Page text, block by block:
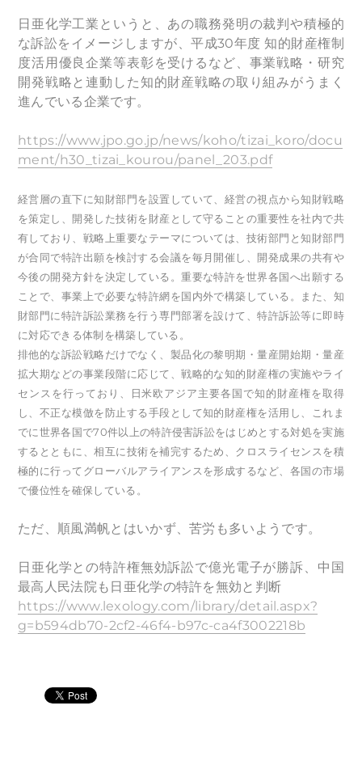
日亜化学工業というと、あの職務発明の裁判や積極的
な訴訟をイメージしますが、平成30年度 知的財産権制
度活用優良企業等表彰を受けるなど、事業戦略・研究
開発戦略と連動した知的財産戦略の取り組みがうまく
進んでいる企業です。
https://www.jpo.go.jp/news/koho/tizai_koro/docu
ment/h30_tizai_kourou/panel_203.pdf
経営層の直下に知財部門を設置していて、経営の視点から知財戦略
を策定し、開発した技術を財産として守ることの重要性を社内で共
有しており、戦略上重要なテーマについては、技術部門と知財部門
が合同で特許出願を検討する会議を毎月開催し、開発成果の共有や
今後の開発方針を決定している。重要な特許を世界各国へ出願する
ことで、事業上で必要な特許網を国内外で構築している。また、知
財部門に特許訴訟業務を行う専門部署を設けて、特許訴訟等に即時
に対応できる体制を構築している。
排他的な訴訟戦略だけでなく、製品化の黎明期・量産開始期・量産
拡大期などの事業段階に応じて、戦略的な知的財産権の実施やライ
センスを行っており、日米欧アジア主要各国で知的財産権を取得
し、不正な模倣を防止する手段として知的財産権を活用し、これま
でに世界各国で70件以上の特許侵害訴訟をはじめとする対処を実施
するとともに、相互に技術を補完するため、クロスライセンスを積
極的に行ってグローバルアライアンスを形成するなど、各国の市場
で優位性を確保している。
ただ、順風満帆とはいかず、苦労も多いようです。
⽇亜化学との特許権無効訴訟で億光電⼦が勝訴、中国
最⾼⼈⺠法院も⽇亜化学の特許を無効と判断
https://www.lexology.com/library/detail.aspx?
g=b594db70-2cf2-46f4-b97c-ca4f3002218b